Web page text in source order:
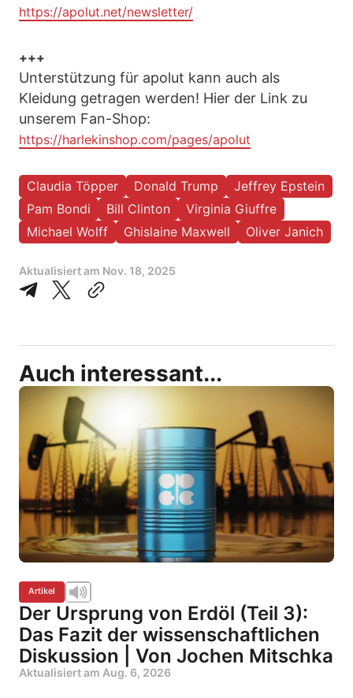
https://apolut.net/newsletter/
+++
Unterstützung für apolut kann auch als
Kleidung getragen werden! Hier der Link zu
unserem Fan-Shop:
https://harlekinshop.com/pages/apolut
Claudia Töpper Donald Trump
Jeffrey Epstein
Pam Bondi
Bill Clinton
Virginia Giuffre
Michael Wolff
Ghislaine Maxwell Oliver Janich
Aktualisiert am Nov. 18, 2025
Auch interessant...
Artikel
Der Ursprung von Erdöl (Teil 3):
Das Fazit der wissenschaftlichen
Diskussion | Von Jochen Mitschka
Aktualisiert am Aug. 6, 2026